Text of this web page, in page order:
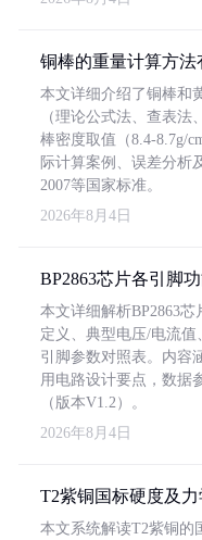
铜棒的重量计算方法
本文详细介绍了铜棒和
（理论公式法、查表
棒密度取值（8.4-8.7g/
际计算案例、误差分析
2007等国家标准。
2026年8月4日
BP2863芯片各引脚
本文详细解析BP2863
定义、典型电压/电流
引脚参数对照表。内容
用电路设计要点，数据
（版本V1.2）。
2026年8月4日
T2紫铜国标硬度及
本文系统解读T2紫铜的